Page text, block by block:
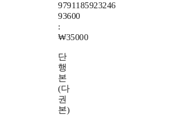
9791185923246
93600
:
₩35000
단
행
본
(다
권
본)